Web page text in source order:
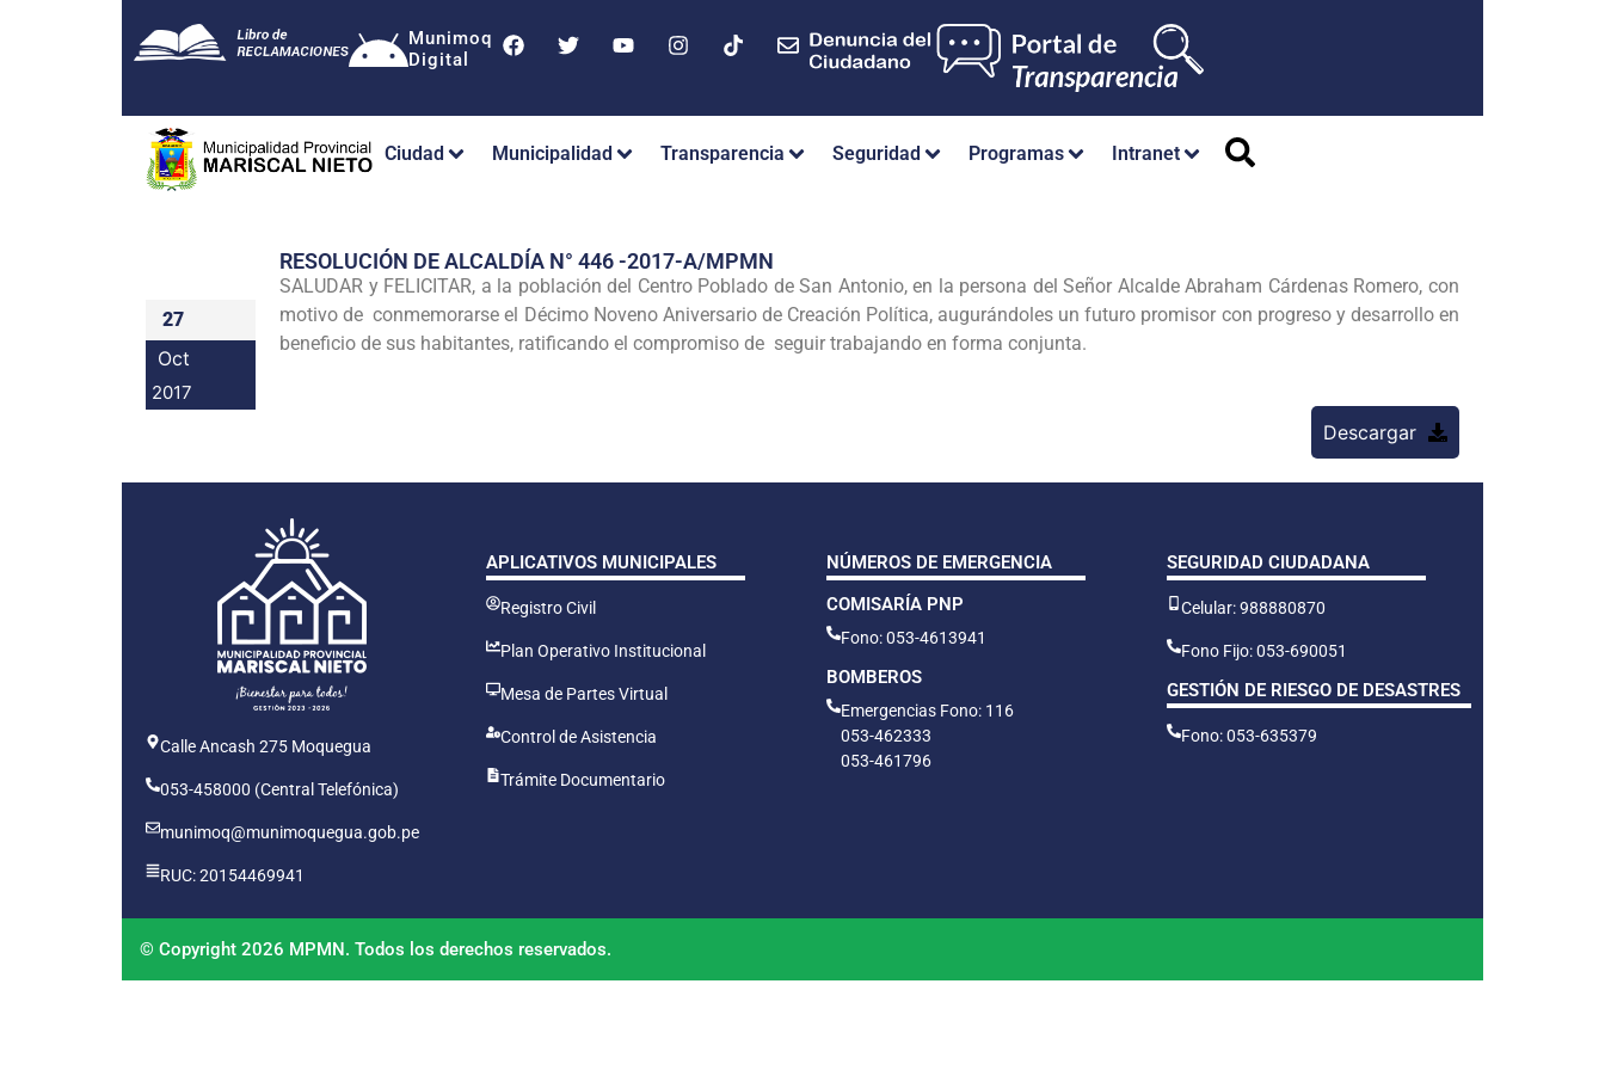
Munimoq
Digital
Ciudad Municipalidad Transparencia Seguridad Programas Intranet
27
Oct
2017
RESOLUCIÓN DE ALCALDÍA N° 446 -2017-A/MPMN
SALUDAR y FELICITAR, a la población del Centro Poblado de San Antonio, en la persona del Señor Alcalde Abraham Cárdenas Romero, con
motivo de conmemorarse el Décimo Noveno Aniversario de Creación Política, augurándoles un futuro promisor con progreso y desarrollo en
beneficio de sus habitantes, ratificando el compromiso de seguir trabajando en forma conjunta.
Descargar
Calle Ancash 275 Moquegua
053-458000 (Central Telefónica)
munimoq@munimoquegua.gob.pe
RUC: 20154469941
APLICATIVOS MUNICIPALES
Registro Civil
Plan Operativo Institucional
Mesa de Partes Virtual
Control de Asistencia
Trámite Documentario
NÚMEROS DE EMERGENCIA
COMISARÍA PNP
Fono: 053-4613941
BOMBEROS
Emergencias Fono: 116
053-462333
053-461796
SEGURIDAD CIUDADANA
Celular: 988880870
Fono Fijo: 053-690051
GESTIÓN DE RIESGO DE DESASTRES
Fono: 053-635379
© Copyright 2026 MPMN. Todos los derechos reservados.